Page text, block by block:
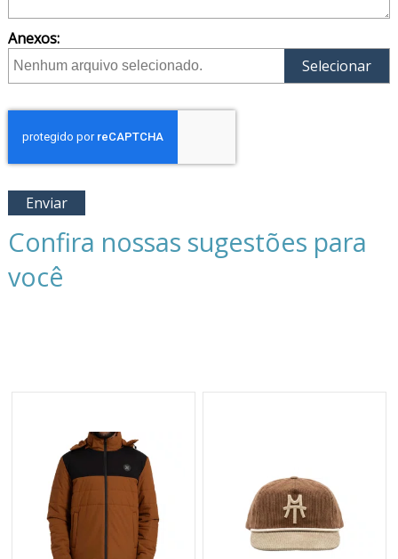
Anexos:
Nenhum arquivo selecionado. Selecionar
Enviar
Confira nossas sugestões para
você